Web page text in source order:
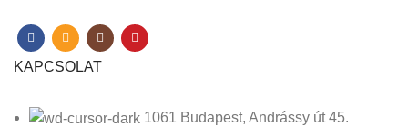
KAPCSOLAT
1061 Budapest, Andrássy út 45.